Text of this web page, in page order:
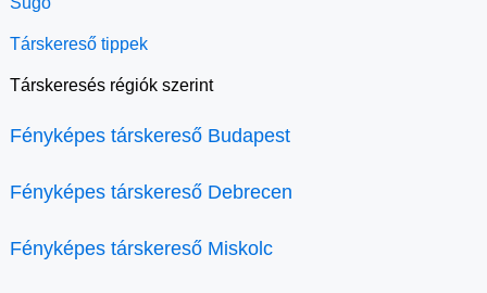
Társkereső tippek
Társkeresés régiók szerint
Fényképes társkereső Budapest
Fényképes társkereső Debrecen
Fényképes társkereső Miskolc